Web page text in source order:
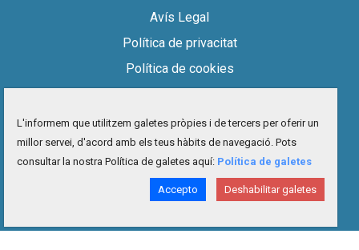
Avís Legal
Política de privacitat
Política de cookies
Mapa del lloc
Contacte
facebook
twitterinstagram
youtube
L'informem que utilitzem galetes pròpies i de tercers per oferir un
millor servei, d'acord amb els teus hàbits de navegació. Pots
consultar la nostra Política de galetes aquí: Política de galetes
Accepto Deshabilitar galetes